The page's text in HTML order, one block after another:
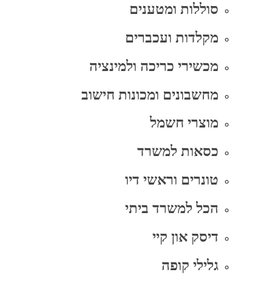
סוללות ומטענים
מקלדות ועכברים
מכשירי כריכה ולמינציה
מחשבונים ומכונות חישוב
מוצרי חשמל
כסאות למשרד
טונרים וראשי דיו
הכל למשרד ביתי
דיסק און קיי
גלילי קופה